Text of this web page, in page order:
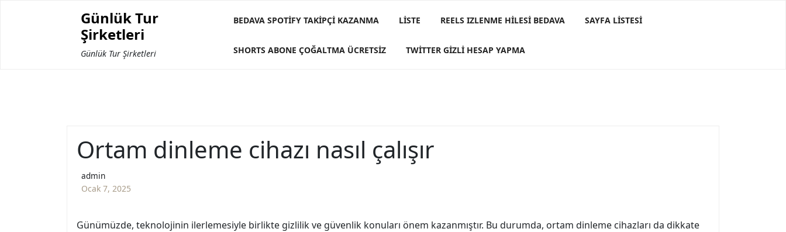
Günlük Tur
Şirketleri
Günlük Tur Şirketleri
BEDAVA SPOTIFY TAKIPÇI KAZANMA LISTE REELS IZLENME HILESI BEDAVA SAYFA LISTESI
SHORTS ABONE ÇOĞALTMA ÜCRETSIZ TWITTER GIZLI HESAP YAPMA
Ortam dinleme cihazı nasıl çalışır
admin
Ocak 7, 2025
Günümüzde, teknolojinin ilerlemesiyle birlikte gizlilik ve güvenlik konuları önem kazanmıştır. Bu durumda, ortam dinleme cihazları da dikkate